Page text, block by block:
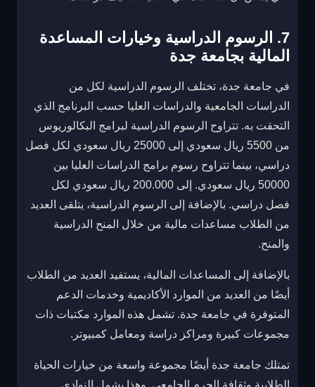
7. الرسوم الدراسية وخيارات المساعدة
المالية بجامعة جدة
في جامعة جدة، تختلف الرسوم الدراسية لكل من
الدراسات الجامعية والدراسات العليا حسب البرنامج الذي
التحقت به. تتراوح الرسوم الدراسية لبرامج البكالوريوس
من 5500 ريال سعودي إلى 25000 ريال سعودي لكل فصل
دراسي، بينما تتراوح رسوم برامج الدراسات العليا بين
50000 ريال سعودي. إلى 200.000 ريال سعودي لكل
فصل دراسي. بالإضافة إلى الرسوم الدراسية، يتلقى العديد
من الطلاب مساعدات مالية من خلال المنح الدراسية
والمنح.
بالإضافة إلى المساعدات المالية، يستفيد العديد من الطلاب
أيضًا من العديد من الموارد الأكاديمية وخدمات الدعم
المتوفرة في جامعة جدة. تشمل هذه الموارد مكتبات ذات
مجموعات كبيرة ومراكز دراسة ومعامل كمبيوتر.
تمتلك جامعة جدة أيضًا مجموعة واسعة من خيارات الحياة
الطلابية وثقافة الحرم الجامعي. وهذا يشمل النوادي